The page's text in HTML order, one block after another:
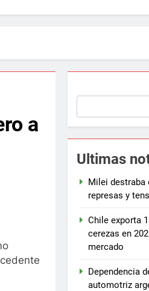
a
Ultimas
Milei destraba
represas y
Chile exporta
cerezas en
mercado
Dependencia
automotriz